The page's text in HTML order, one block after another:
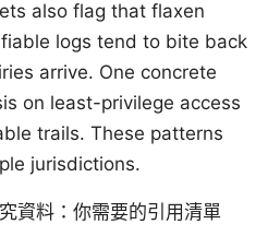
also flag that flaxen
logs tend to bite back
arrive. One concrete
on least-privilege access
trails. These patterns
jurisdictions.
資料：你需要的引用清單